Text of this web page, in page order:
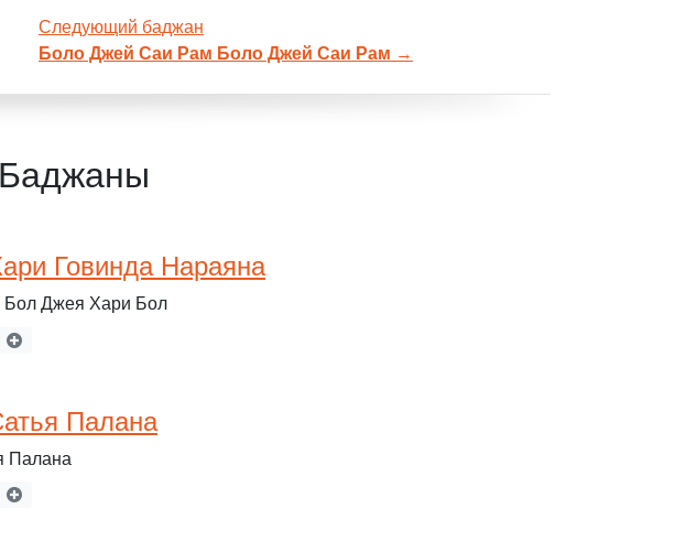
Следующий баджан
Боло Джей Саи Рам Боло Джей Саи Рам →
Говинда Нараяна
Джея Хари Бол
Палана
Палана